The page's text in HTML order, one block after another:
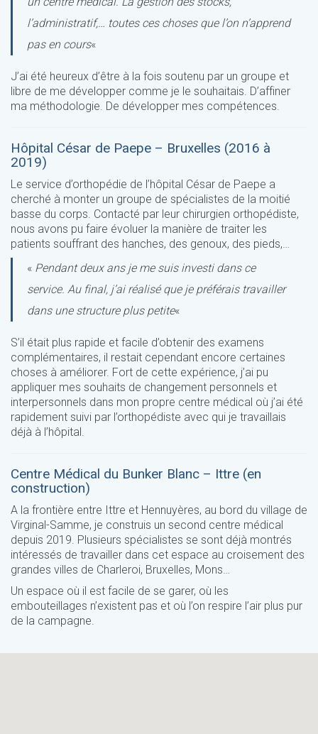
l’administratif,… toutes ces choses que l’on n’apprend
pas en cours«
J’ai été heureux d’être à la fois soutenu par un groupe et
libre de me développer comme je le souhaitais. D’affiner
ma méthodologie. De développer mes compétences.
Hôpital César de Paepe – Bruxelles (2016 à
2019)
Le service d’orthopédie de l’hôpital César de Paepe a
cherché à monter un groupe de spécialistes de la moitié
basse du corps. Contacté par leur chirurgien orthopédiste,
nous avons pu faire évoluer la manière de traiter les
patients souffrant des hanches, des genoux, des pieds,…
« Pendant deux ans je me suis investi dans ce
service. Au final, j’ai réalisé que je préférais travailler
dans une structure plus petite«
S’il était plus rapide et facile d’obtenir des examens
complémentaires, il restait cependant encore certaines
choses à améliorer. Fort de cette expérience, j’ai pu
appliquer mes souhaits de changement personnels et
interpersonnels dans mon propre centre médical où j’ai été
rapidement suivi par l’orthopédiste avec qui je travaillais
déjà à l’hôpital.
Centre Médical du Bunker Blanc – Ittre (en
construction)
A la frontière entre Ittre et Hennuyères, au bord du village de
Virginal-Samme, je construis un second centre médical
depuis 2019. Plusieurs spécialistes se sont déjà montrés
intéressés de travailler dans cet espace au croisement des
grandes villes de Charleroi, Bruxelles, Mons…
Un espace où il est facile de se garer, où les
embouteillages n’existent pas et où l’on respire l’air plus pur
de la campagne.